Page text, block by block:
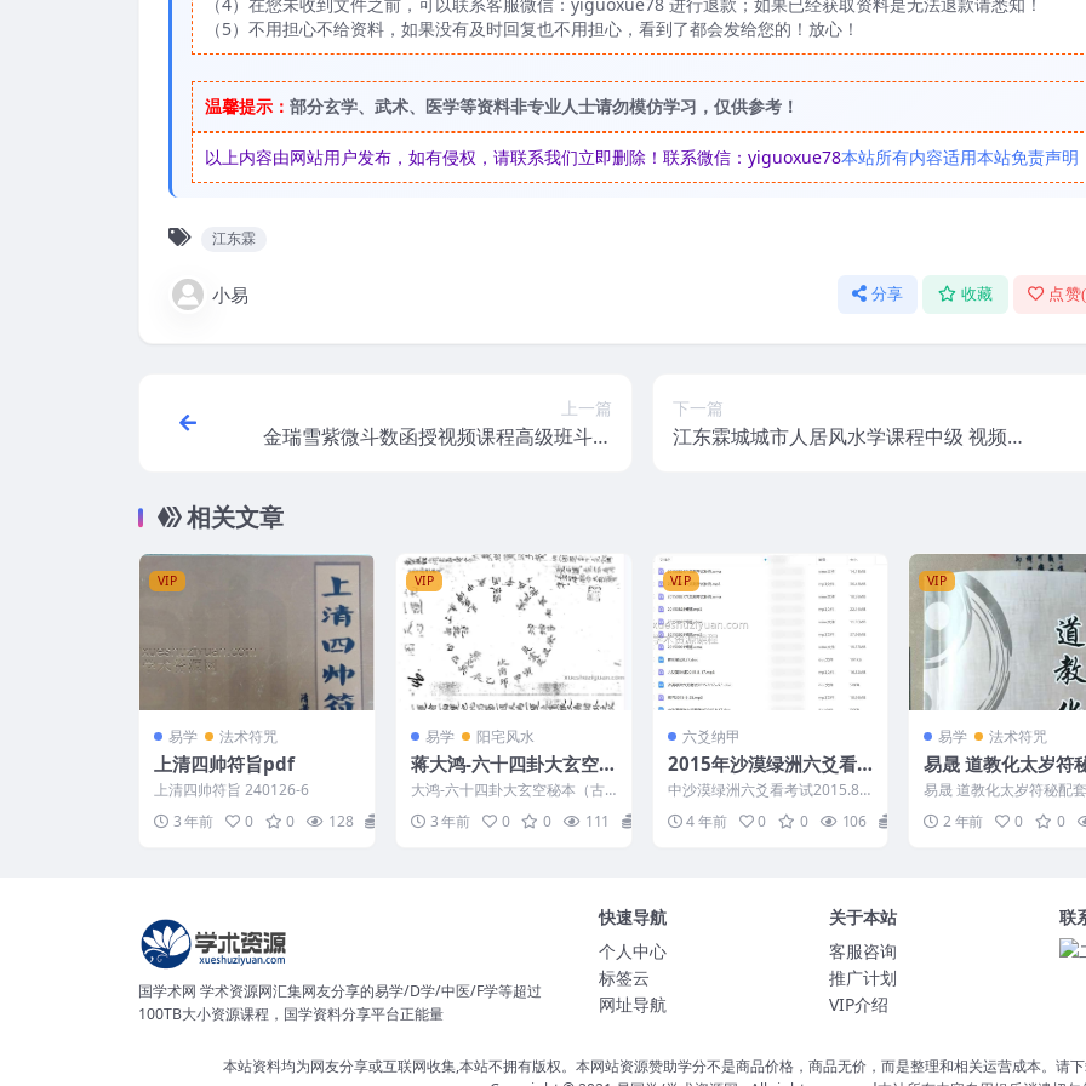
（4）在您未收到文件之前，可以联系客服微信：yiguoxue78 进行退款；如果已经获取资料是无法退款请悉知！
（5）不用担心不给资料，如果没有及时回复也不用担心，看到了都会发给您的！放心！
温馨提示： 部分玄学、武术、医学等资料非专业人士请勿模仿学习，仅供参考！
以上内容由网站用户发布，如有侵权，请联系我们立即删除！联系微信：yiguoxue78本站所有内容适用本站免责声明
江东霖
小易 分享 收藏 点赞(
上一篇
金瑞雪紫微斗数函授视频课程高级班斗数
下一篇
江东霖城城市人居风水学课程中级 视频百
相关文章
VIP
易学 法术符咒
上清四帅符旨pdf
上清四帅符旨 240126-6
3 年前
0 0 128
VIP
易学 阳宅风水
蒋大鸿-六十四卦大玄空
秘本（古本）
大鸿-六十四卦大玄空秘本（古
本） Y2302-43-16
3 年前 0 0 111
VIP
六爻纳甲
2015年沙漠绿洲六爻看
考试录音18集+文档4份
中沙漠绿洲六爻看考试2015.8.1
7-9.1 编号：1046C692 中沙漠
绿...4 年前 0 0 106
VIP
易学 法术符咒
易晟 道教化太岁符
课程 6讲
易晟 道教化太岁符秘配
讲 2404198 1 犯太岁生
mp...2 年前 0 0
国学术网 学术资源网汇集网友分享的易学/D学/中医/F学等超过
100TB大小资源课程，国学资料分享平台正能量
快速导航
个人中心
标签云
网址导航
关于本站
客服咨询
推广计划
VIP介绍
联
本站资料均为网友分享或互联网收集,本站不拥有版权。本网站资源赞助学分不是商品价格，商品无价，而是整理和相关运营成本。请